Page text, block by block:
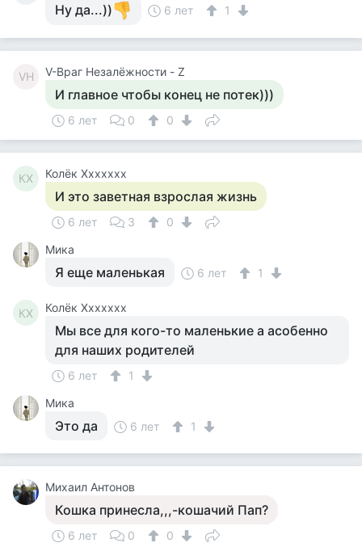
Ну да...)) 6 лет 1
VН V-Враг Незалёжности - Z
И главное чтобы конец не потек)))
6 лет 0 0
КХ Колёк Ххххххх
И это заветная взрослая жизнь
6 лет 3
0
Мика
Я еще маленькая 6 лет 1
КХ Колёк Ххххххх
Мы все для кого-то маленькие а асобенно
для наших родителей
6 лет
1
Мика
Это да 6 лет 1
Михаил Антонов
Кошка принесла,,,-кошачий Пап?
6 лет 0 0